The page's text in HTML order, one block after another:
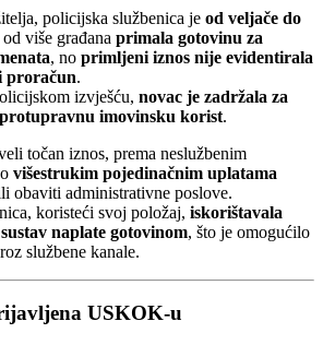
policijska službenica je od veljače do
od više građana primala gotovinu za
, no primljeni iznos nije evidentirala
proračun.
izvješću, novac je zadržala za
protupravnu imovinsku korist.
točan iznos, prema neslužbenim
višestrukim pojedinačnim uplatama
obaviti administrativne poslove.
koristeći svoj položaj, iskorištavala
naplate gotovinom, što je omogućilo
službene kanale.
USKOK-u